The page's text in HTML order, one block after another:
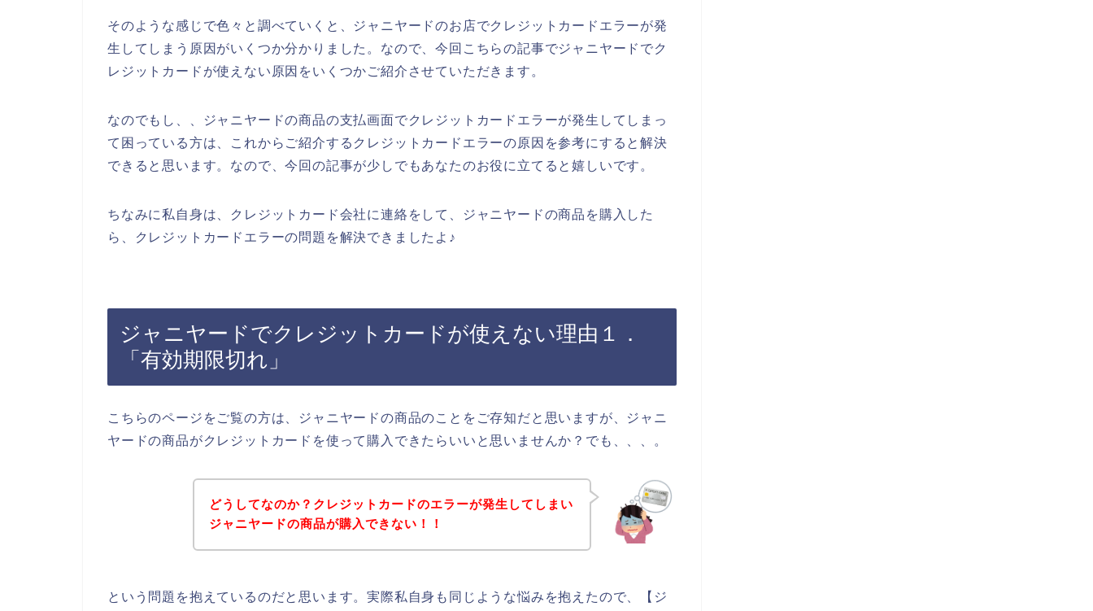
そのような感じで色々と調べていくと、ジャニヤードのお店でクレジットカードエラーが発
生してしまう原因がいくつか分かりました。なので、今回こちらの記事でジャニヤードでク
レジットカードが使えない原因をいくつかご紹介させていただきます。
なのでもし、、ジャニヤードの商品の支払画面でクレジットカードエラーが発生してしまっ
て困っている方は、これからご紹介するクレジットカードエラーの原因を参考にすると解決
できると思います。なので、今回の記事が少しでもあなたのお役に立てると嬉しいです。
ちなみに私自身は、クレジットカード会社に連絡をして、ジャニヤードの商品を購入した
ら、クレジットカードエラーの問題を解決できましたよ♪
ジャニヤードでクレジットカードが使えない理由１．
「有効期限切れ」
こちらのページをご覧の方は、ジャニヤードの商品のことをご存知だと思いますが、ジャニ
ヤードの商品がクレジットカードを使って購入できたらいいと思いませんか？でも、、、。
どうしてなのか？クレジットカードのエラーが発生してしまい
ジャニヤードの商品が購入できない！！
という問題を抱えているのだと思います。実際私自身も同じような悩みを抱えたので、【ジ